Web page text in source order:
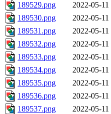
189529.png
2022-05-11
189530.png
2022-05-11
189531.png
2022-05-11
189532.png
2022-05-11
189533.png
2022-05-11
189534.png
2022-05-11
189535.png
2022-05-11
189536.png
2022-05-11
189537.png
2022-05-11